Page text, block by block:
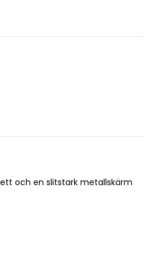
och en slitstark metallskärm